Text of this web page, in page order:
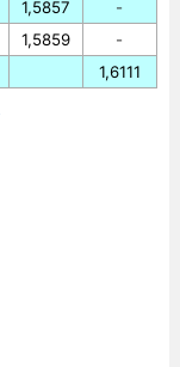
1,5857
1,5859
-
-
1,6111